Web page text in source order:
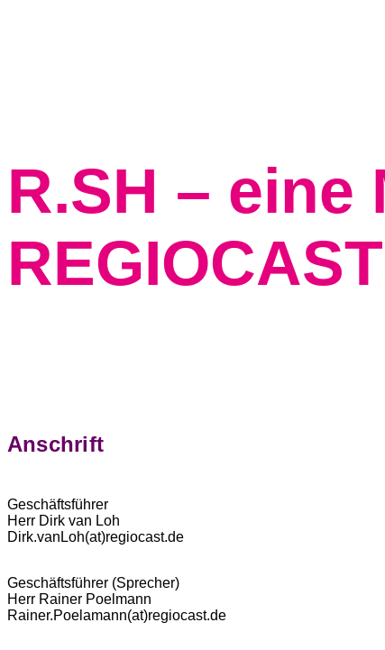
R.SH – eine
REGIOCAST
Anschrift
Geschäftsführer
Herr Dirk van Loh
Dirk.vanLoh(at)regiocast.de
Geschäftsführer (Sprecher)
Herr Rainer Poelmann
Rainer.Poelamann(at)regiocast.de